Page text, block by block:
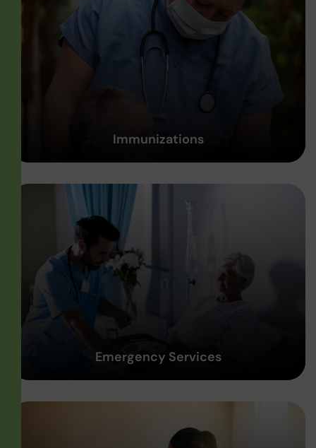
Immunizations
Emergency Services